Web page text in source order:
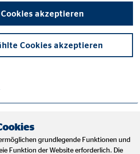
und übernehmen damit eine
Aufgabe.akzeptieren
Cookies akzeptieren
grundlegende Funktionen und
Funktion der Website erforderlich. Die